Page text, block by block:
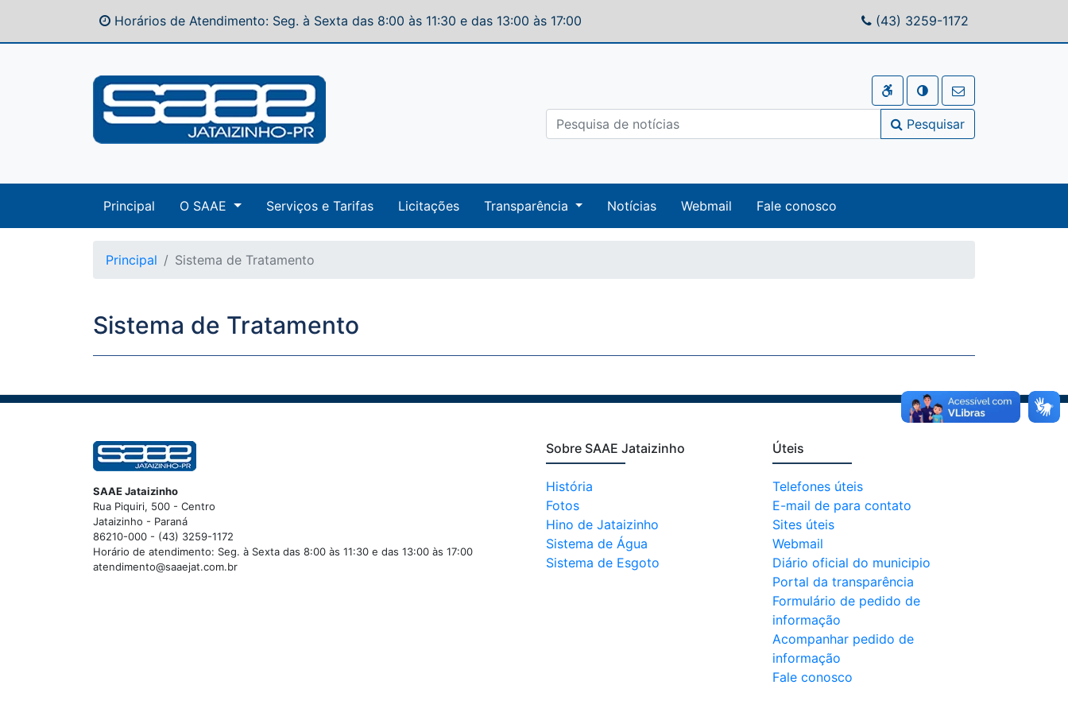
Horários de Atendimento: Seg. à Sexta das 8:00 às 11:30 e das 13:00 às 17:00 (43) 3259-1172
Pesquisar
Principal O SAAE Serviços e Tarifas Licitações Transparência Notícias Webmail Fale conosco
Principal Sistema de Tratamento
Sistema de Tratamento
SAAE Jataizinho
Rua Piquiri, 500 - Centro
Jataizinho - Paraná
86210-000 - (43) 3259-1172
Horário de atendimento: Seg. à Sexta das 8:00 às 11:30 e das 13:00 às 17:00
atendimento@saaejat.com.br
Sobre SAAE Jataizinho
História
Fotos
Hino de Jataizinho
Sistema de Água
Sistema de Esgoto
Úteis
Telefones úteis
E-mail de para contato
Sites úteis
Webmail
Diário oficial do municipio
Portal da transparência
Formulário de pedido de
informação
Acompanhar pedido de
informação
Fale conosco